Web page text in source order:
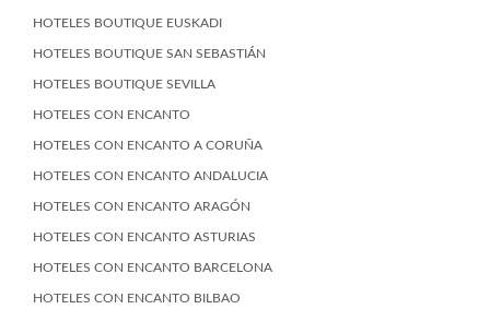
HOTELES BOUTIQUE EUSKADI
HOTELES BOUTIQUE SAN SEBASTIÁN
HOTELES BOUTIQUE SEVILLA
HOTELES CON ENCANTO
HOTELES CON ENCANTO A CORUÑA
HOTELES CON ENCANTO ANDALUCIA
HOTELES CON ENCANTO ARAGÓN
HOTELES CON ENCANTO ASTURIAS
HOTELES CON ENCANTO BARCELONA
HOTELES CON ENCANTO BILBAO